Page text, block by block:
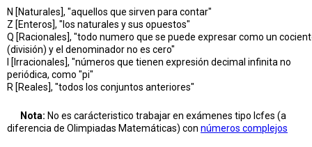
N [Naturales], "aquellos que sirven para contar"
Z [Enteros], "los naturales y sus opuestos"
Q [Racionales], "todo numero que se puede expresar como un
(división) y el denominador no es cero"
I [Irracionales], "números que tienen expresión decimal infinita no
periódica, como "pi"
R [Reales], "todos los conjuntos anteriores"
Nota: No es carácteristico trabajar en exámenes tipo Icfes (a
diferencia de Olimpiadas Matemáticas) con números complejos